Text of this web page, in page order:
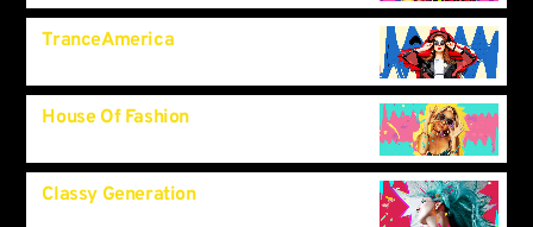
TranceAmerica
House Of Fashion
Classy Generation